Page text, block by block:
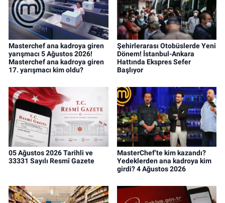
Masterchef ana kadroya giren
yarışmacı 5 Ağustos 2026!
Masterchef ana kadroya giren
17. yarışmacı kim oldu?
Şehirlerarası Otobüslerde Yeni
Dönem! İstanbul-Ankara
Hattında Ekspres Sefer
Başlıyor
05 Ağustos 2026 Tarihli ve
33331 Sayılı Resmî Gazete
MasterChef’te kim kazandı?
Yedeklerden ana kadroya kim
girdi? 4 Ağustos 2026